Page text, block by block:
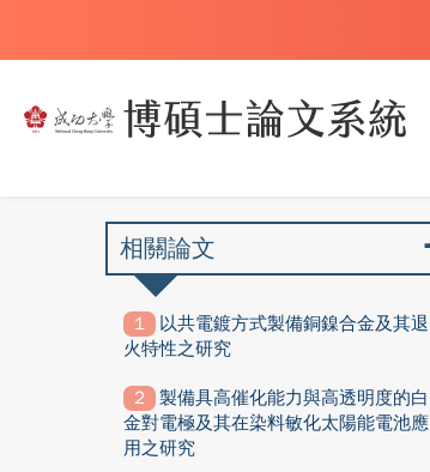
相關論文
以共電鍍方式製備銅鎳合金及其退
火特性之研究
製備具高催化能力與高透明度的白
金對電極及其在染料敏化太陽能電池應
用之研究